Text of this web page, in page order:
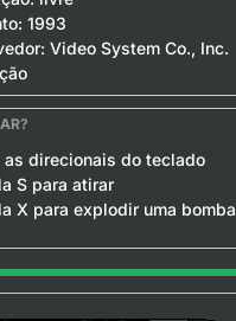
1993
Video System Co., Inc.
as direcionais do teclado
S para atirar
X para explodir uma bomba